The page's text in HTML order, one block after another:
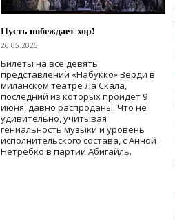
Пусть побеждает хор!
26.05.2026
Билеты на все девять
представлений «Набукко» Верди в
миланском театре Ла Скала,
последний из которых пройдет 9
июня, давно распроданы. Что не
удивительно, учитывая
гениальность музыки и уровень
исполнительского состава, с Анной
Нетребко в партии Абигайль.